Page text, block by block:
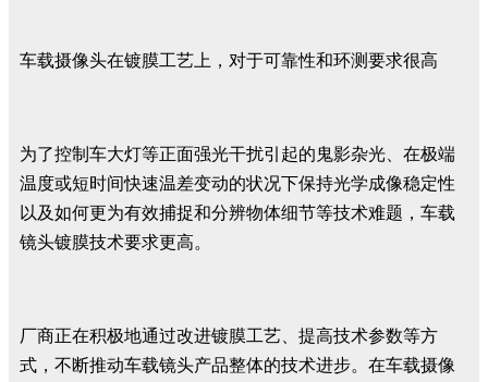
车载摄像头在镀膜工艺上，对于可靠性和环测要求很高
为了控制车大灯等正面强光干扰引起的鬼影杂光、在极端
温度或短时间快速温差变动的状况下保持光学成像稳定性
以及如何更为有效捕捉和分辨物体细节等技术难题，车载
镜头镀膜技术要求更高。
厂商正在积极地通过改进镀膜工艺、提高技术参数等方
式，不断推动车载镜头产品整体的技术进步。在车载摄像